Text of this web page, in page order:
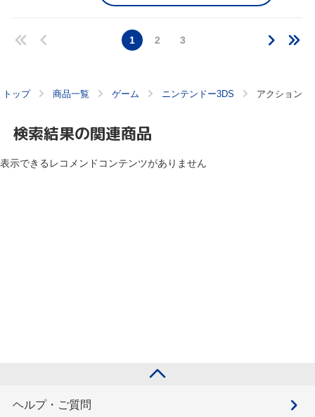
1 2 3
トップ 商品一覧 ゲーム ニンテンドー3DS アクション
検索結果の関連商品
表示できるレコメンドコンテンツがありません
ヘルプ・ご質問